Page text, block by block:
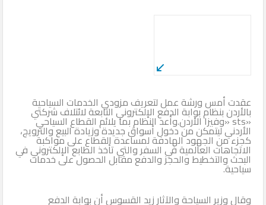
عقدت أمس ورشة عمل لتعريف مزودي الخدمات السياحية
بالأردن بنظام بوابة الدفع الإلكتروني التابعة لائتلاف شركتي
«sts «وفيزا الأردن.وأعد النظام بما يلائم القطاع السياحي
الأردني ليتمكن من دخول أسواق جديدة وزيادة البيع والترويج،
كجزء من الجهود الهادفة لمساعدة القطاع على مواكبة
الاتجاهات العالمية في السفر والتي تأخذ الطابع الإلكتروني في
البحث والتخطيط والحجز والدفع مقابل الحصول على خدمات
سياحية.
وقال وزير السياحة والآثار زيد القسوس أن بوابة الدفع